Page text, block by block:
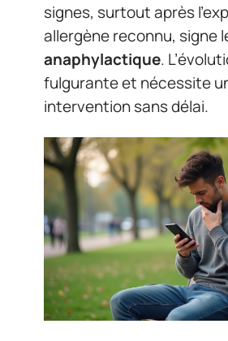
signes, surtout après
allergène reconnu, signe
anaphylactique.
fulgurante et nécessite
intervention sans délai.